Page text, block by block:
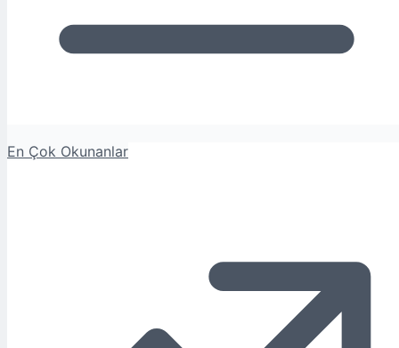
En Çok Okunanlar